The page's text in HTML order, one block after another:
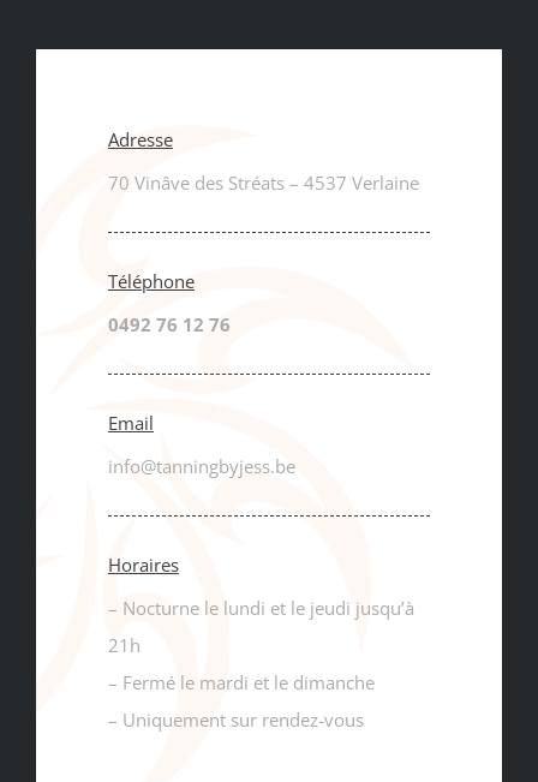
Adresse
70 Vinâve des Stréats – 4537 Verlaine
Téléphone
0492 76 12 76
Email
info@tanningbyjess.be
Horaires
– Nocturne le lundi et le jeudi jusqu’à
21h
– Fermé le mardi et le dimanche
– Uniquement sur rendez-vous